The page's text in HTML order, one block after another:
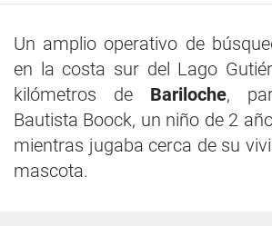
Un amplio operativo de
en la costa sur del Lago
kilómetros de Bariloche,
Bautista Boock, un niño de 2
mientras jugaba cerca de su
mascota.